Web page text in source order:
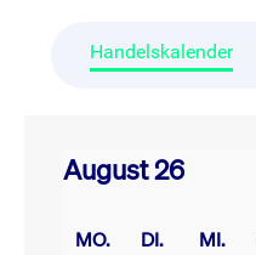
Handelskalender
August 26
MO. DI. MI.